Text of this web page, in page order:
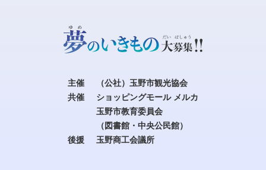
主催
（公社）玉野市観光協会
共催
ショッピングモール メルカ
玉野市教育委員会
（図書館・中央公民館）
後援
玉野商工会議所